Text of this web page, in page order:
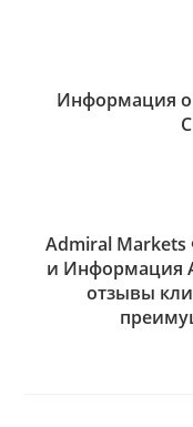
Информация о
Admiral Markets
и Информация
отзывы